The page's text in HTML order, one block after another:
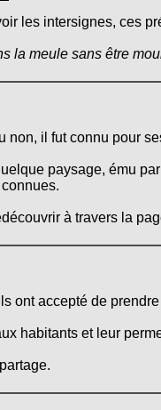
les intersignes, ces
la meule sans être
non, il fut connu pour
paysage, ému
à travers la
ont accepté de
habitants et leur